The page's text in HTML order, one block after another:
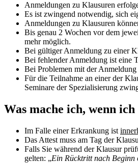
Anmeldungen zu Klausuren
Es ist zwingend notwendig, sich
Anmeldungen zu Klausuren
Bis genau 2 Wochen vor dem
mehr möglich.
Bei gültiger Anmeldung zu einer
Bei fehlender Anmeldung ist eine
Bei Problemen mit der
Für die Teilnahme an einer der
Seminare der Spezialisierung
Was mache ich, wenn
Im Falle einer Erkrankung ist
Das Attest muss am Tag der
Falls Sie während der Klausur
gelten: „Ein Rücktritt nach Beginn